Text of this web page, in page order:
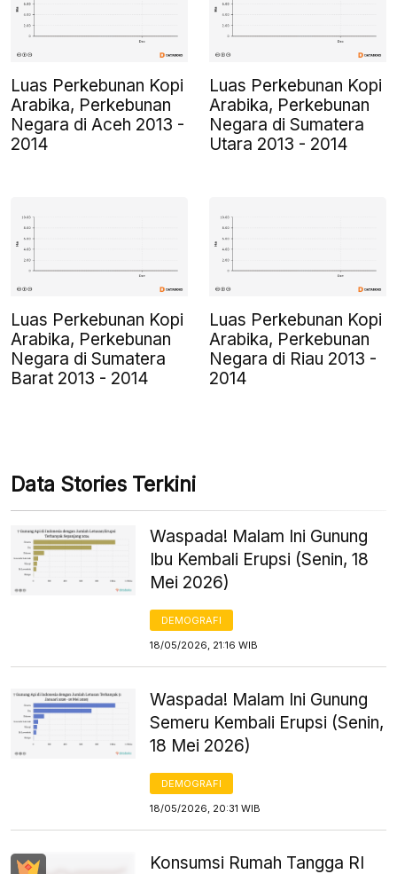
Luas Perkebunan Kopi
Arabika, Perkebunan
Negara di Aceh 2013 -
2014
Luas Perkebunan Kopi
Arabika, Perkebunan
Negara di Sumatera
Utara 2013 - 2014
Luas Perkebunan Kopi
Arabika, Perkebunan
Negara di Sumatera
Barat 2013 - 2014
Luas Perkebunan Kopi
Arabika, Perkebunan
Negara di Riau 2013 -
2014
Data Stories Terkini
Waspada! Malam Ini Gunung
Ibu Kembali Erupsi (Senin, 18
Mei 2026)
DEMOGRAFI
18/05/2026, 21:16 WIB
Waspada! Malam Ini Gunung
Semeru Kembali Erupsi (Senin,
18 Mei 2026)
DEMOGRAFI
18/05/2026, 20:31 WIB
Konsumsi Rumah Tangga RI